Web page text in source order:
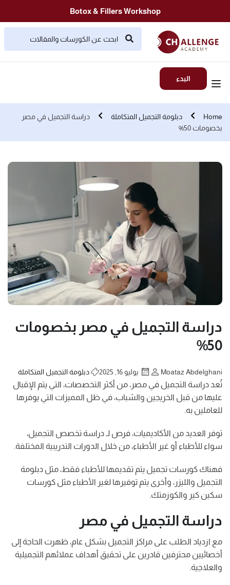
Botox & Fillers Workshop
البدء
Home دبلومة التجميل المتكاملة
دراسة التجميل في مصر
بخصومات 50%
دراسة التجميل في مصر بخصومات
50%
Moataz Abdelghani يوليو 16, 2025 دبلومة التجميل المتكاملة
تُعد دراسة التجميل في مصر، من أكثر التخصصات، التي يتم الإقبال
عليها من قبل الخريجين والشباب، في ظل المميزات التي يوفرها
للعاملين به.
توفر العديد من الأكاديميات، فرص لـ دراسة تخصص التجميل،
سواء للأطباء أو غير الأطباء، من خلال الدورات التدريبية المختلفة.
فهناك كورسات تجميل يتم تقديمها للأطباء فقط، مثل دبلومة
التجميل والليزر، وأخرى يتم توفيرها لغير الأطباء مثل كورسات
سكين كير والكوزمتك.
دراسة التجميل في مصر
مع ازدياد الطلب على مراكز التجميل بشكل عام، ظهرت الحاجة إلى
أخصائيين محترفين قادرين على تحقيق أهداف عملائهم التجميلية
والعلاجية.